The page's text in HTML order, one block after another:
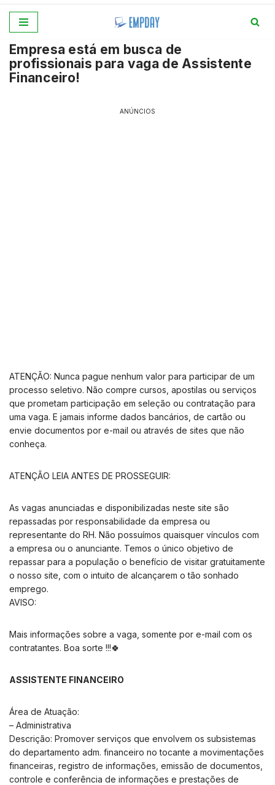
para
o
conteúdo
Empresa está em busca de
profissionais para vaga de Assistente
Financeiro!
ANÚNCIOS
ATENÇÃO: Nunca pague nenhum valor para participar de um
processo seletivo. Não compre cursos, apostilas ou serviços
que prometam participação em seleção ou contratação para
uma vaga. E jamais informe dados bancários, de cartão ou
envie documentos por e-mail ou através de sites que não
conheça.
ATENÇÃO LEIA ANTES DE PROSSEGUIR:
As vagas anunciadas e disponibilizadas neste site são
repassadas por responsabilidade da empresa ou
representante do RH. Não possuímos quaisquer vínculos com
a empresa ou o anunciante. Temos o único objetivo de
repassar para a população o benefício de visitar gratuitamente
o nosso site, com o intuito de alcançarem o tão sonhado
emprego.
AVISO:
Mais informações sobre a vaga, somente por e-mail com os
contratantes. Boa sorte !!!🍀
ASSISTENTE FINANCEIRO
Área de Atuação:
– Administrativa
Descrição: Promover serviços que envolvem os subsistemas
do departamento adm. financeiro no tocante a movimentações
financeiras, registro de informações, emissão de documentos,
controle e conferência de informações e prestações de